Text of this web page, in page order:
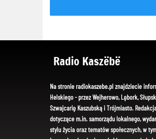
Radio Kaszëbë
Na stronie radiokaszebe.pl znajdziecie
Helskiego - przez Wejherowo, Lębork,
Szwajcarię Kaszubską i Trójmiasto.
dotyczące m.in. samorządu lokalnego,
stylu życia oraz tematów społecznych, w